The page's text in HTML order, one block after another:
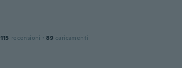
115 recensioni · 89 caricamenti